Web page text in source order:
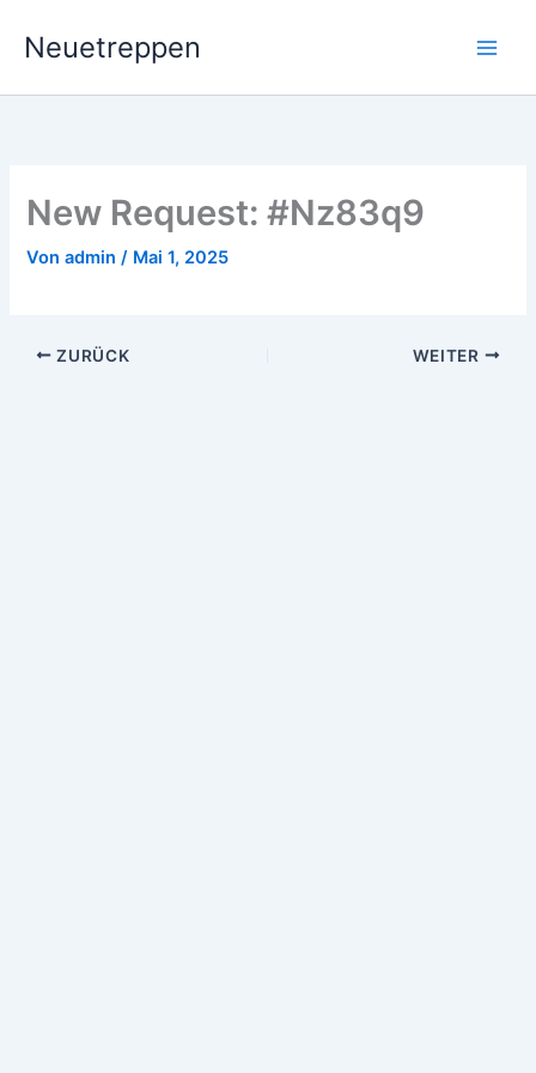
InhaltNeuetreppen
New Request: #Nz83q9
Vonadmin/ Mai 1, 2025
ZURÜCK WEITER